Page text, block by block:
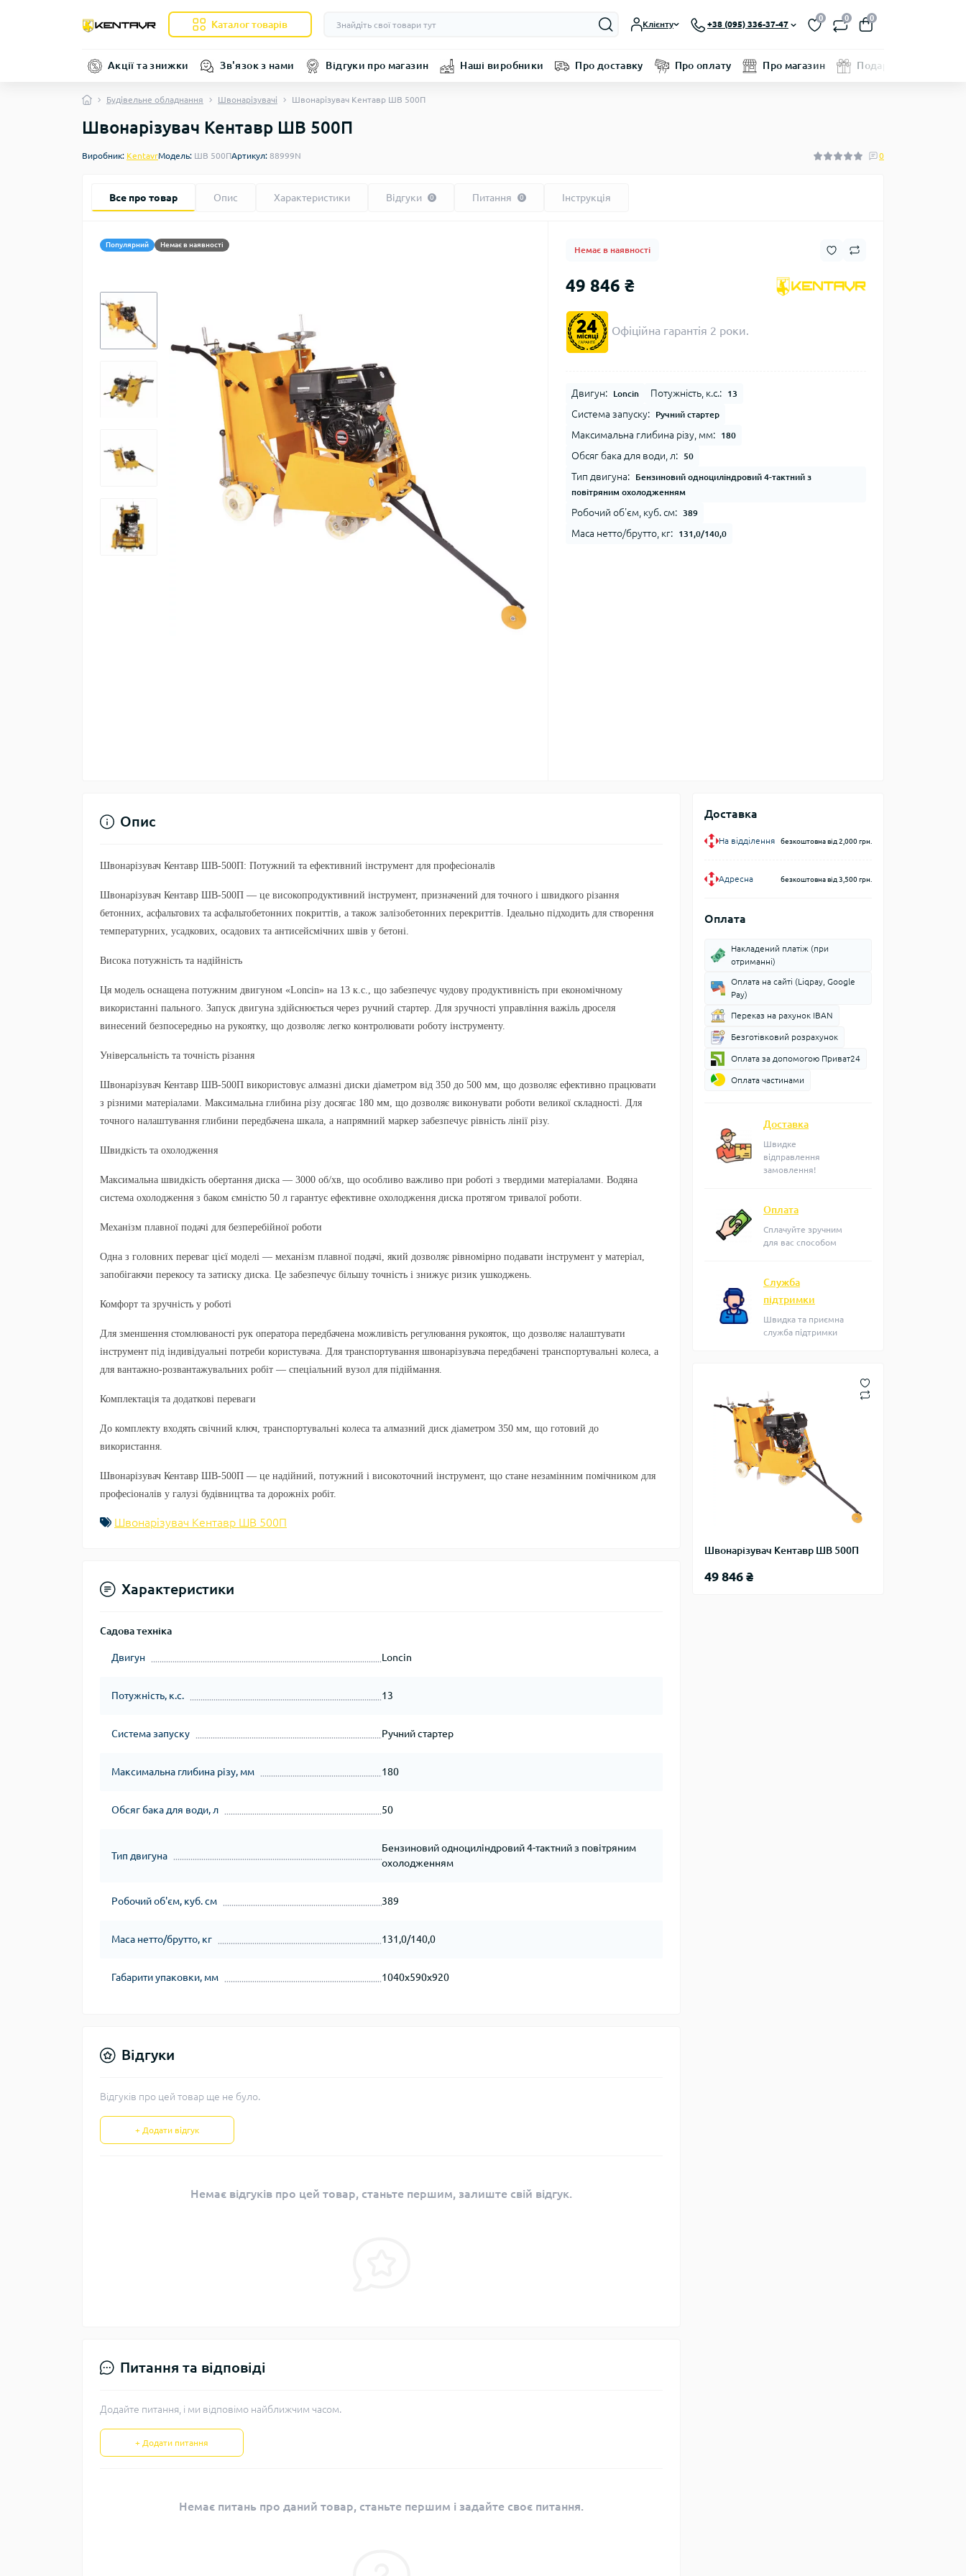
Каталог товарів Клієнту +38 (095) 336-37-47
0 0 0
Акції та знижки Зв'язок з нами Відгуки про магазин Наші виробники Про доставку Про оплату Про магазин Подарунковий
Будівельне обладнання Швонарізувачі Швонарізувач Кентавр ШВ 500П
Швонарізувач Кентавр ШВ 500П
Виробник: KentavrМодель: ШВ 500ПАртикул: 88999N 0
Все про товар Опис Характеристики Відгуки 0 Питання 0 Інструкція
Популярний Немає в наявності
Немає в наявності
49 846 ₴
Офіційна гарантія 2 роки.
Двигун: Loncin Потужність, к.с.: 13
Система запуску: Ручний стартер
Максимальна глибина різу, мм: 180
Обсяг бака для води, л: 50
Тип двигуна:
Бензиновий одноциліндровий 4-тактний з
повітряним охолодженням
Робочий об'єм, куб. см: 389
Маса нетто/брутто, кг: 131,0/140,0
Доставка
На відділення безкоштовна від 2,000 грн.
Адресна безкоштовна від 3,500 грн.
Оплата
Накладений платіж (при
отриманні)
Оплата на сайті (Liqpay, Google
Pay)
Переказ на рахунок IBAN
Безготівковий розрахунок
Оплата за допомогою Приват24
Оплата частинами
Доставка
Швидке
відправлення
замовлення!
Оплата
Сплачуйте зручним
для вас способом
Служба
підтримки
Швидка та приємна
служба підтримки
Швонарізувач Кентавр ШВ 500П
49 846 ₴
Опис
Швонарізувач Кентавр ШВ-500П: Потужний та ефективний інструмент для професіоналів
Швонарізувач Кентавр ШВ-500П — це високопродуктивний інструмент, призначений для точного і швидкого різання
бетонних, асфальтових та асфальтобетонних покриттів, а також залізобетонних перекриттів. Ідеально підходить для створення
температурних, усадкових, осадових та антисейсмічних швів у бетоні.
Висока потужність та надійність
Ця модель оснащена потужним двигуном «Loncin» на 13 к.с., що забезпечує чудову продуктивність при економічному
використанні пального. Запуск двигуна здійснюється через ручний стартер. Для зручності управління важіль дроселя
винесений безпосередньо на рукоятку, що дозволяє легко контролювати роботу інструменту.
Універсальність та точність різання
Швонарізувач Кентавр ШВ-500П використовує алмазні диски діаметром від 350 до 500 мм, що дозволяє ефективно працювати
з різними матеріалами. Максимальна глибина різу досягає 180 мм, що дозволяє виконувати роботи великої складності. Для
точного налаштування глибини передбачена шкала, а напрямний маркер забезпечує рівність лінії різу.
Швидкість та охолодження
Максимальна швидкість обертання диска — 3000 об/хв, що особливо важливо при роботі з твердими матеріалами. Водяна
система охолодження з баком ємністю 50 л гарантує ефективне охолодження диска протягом тривалої роботи.
Механізм плавної подачі для безперебійної роботи
Одна з головних переваг цієї моделі — механізм плавної подачі, який дозволяє рівномірно подавати інструмент у матеріал,
запобігаючи перекосу та затиску диска. Це забезпечує більшу точність і знижує ризик ушкоджень.
Комфорт та зручність у роботі
Для зменшення стомлюваності рук оператора передбачена можливість регулювання рукояток, що дозволяє налаштувати
інструмент під індивідуальні потреби користувача. Для транспортування швонарізувача передбачені транспортувальні колеса, а
для вантажно-розвантажувальних робіт — спеціальний вузол для підіймання.
Комплектація та додаткові переваги
До комплекту входять свічний ключ, транспортувальні колеса та алмазний диск діаметром 350 мм, що готовий до
використання.
Швонарізувач Кентавр ШВ-500П — це надійний, потужний і високоточний інструмент, що стане незамінним помічником для
професіоналів у галузі будівництва та дорожніх робіт.
Швонарізувач Кентавр ШВ 500П
Характеристики
Садова техніка
Двигун Loncin
Потужність, к.с. 13
Система запуску Ручний стартер
Максимальна глибина різу, мм 180
Обсяг бака для води, л 50
Тип двигуна
Бензиновий одноциліндровий 4-тактний з повітряним
охолодженням
Робочий об'єм, куб. см 389
Маса нетто/брутто, кг 131,0/140,0
Габарити упаковки, мм 1040х590х920
Відгуки
Відгуків про цей товар ще не було.
+ Додати відгук
Немає відгуків про цей товар, станьте першим, залиште свій відгук.
Питання та відповіді
Додайте питання, і ми відповімо найближчим часом.
+ Додати питання
Немає питань про даний товар, станьте першим і задайте своє питання.